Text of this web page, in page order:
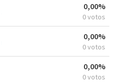
0,00%
0 votos
0,00%
0 votos
0,00%
0 votos